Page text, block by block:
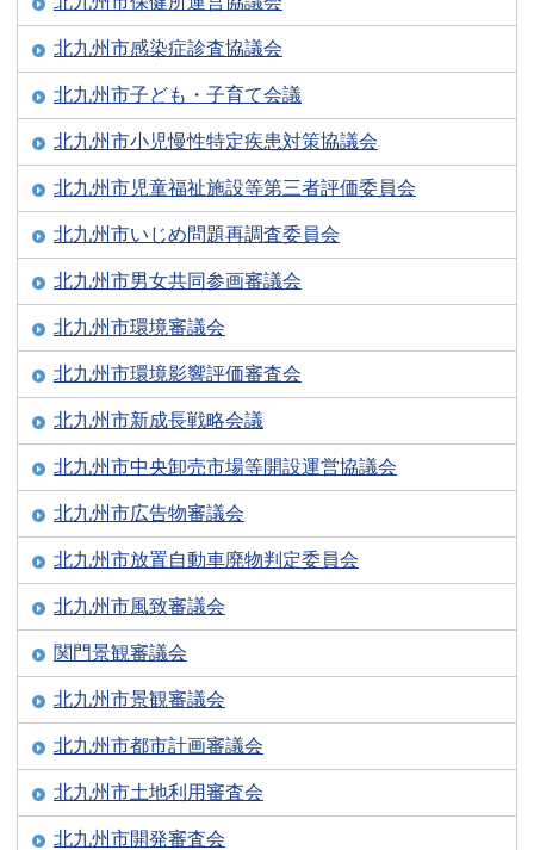
北九州市感染症診査協議会
北九州市子ども・子育て会議
北九州市小児慢性特定疾患対策協議会
北九州市児童福祉施設等第三者評価委員会
北九州市いじめ問題再調査委員会
北九州市男女共同参画審議会
北九州市環境審議会
北九州市環境影響評価審査会
北九州市新成長戦略会議
北九州市中央卸売市場等開設運営協議会
北九州市広告物審議会
北九州市放置自動車廃物判定委員会
北九州市風致審議会
関門景観審議会
北九州市景観審議会
北九州市都市計画審議会
北九州市土地利用審査会
北九州市開発審査会